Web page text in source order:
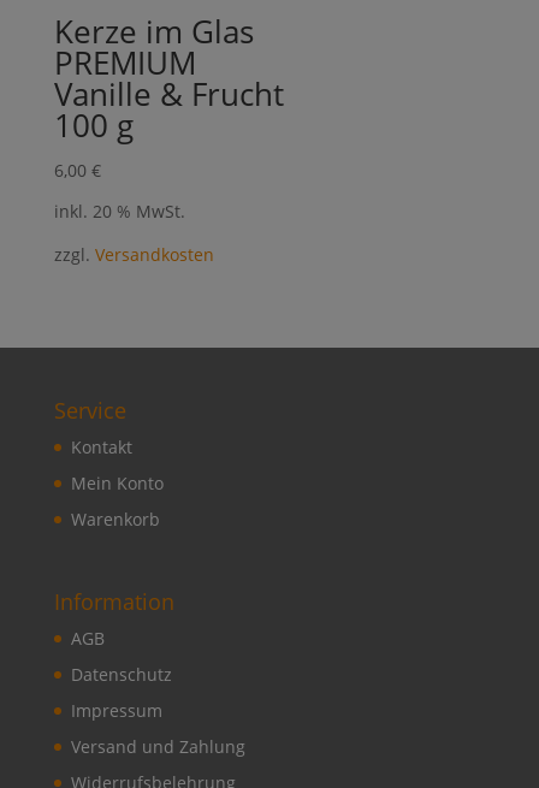
Kerze im Glas
PREMIUM
Vanille & Frucht
100 g
6,00 €
inkl. 20 % MwSt.
zzgl. Versandkosten
Service
Kontakt
Mein Konto
Warenkorb
Information
AGB
Datenschutz
Impressum
Versand und Zahlung
Widerrufsbelehrung